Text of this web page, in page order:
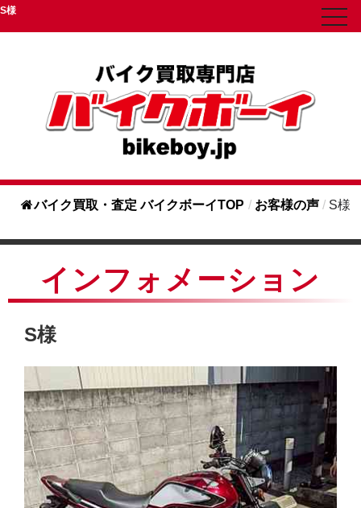
toggle
S様
バイク買取・査定 バイクボーイTOP / お客様の声 / S様
インフォメーション
S様